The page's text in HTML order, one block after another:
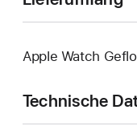
Apple Watch
Technische